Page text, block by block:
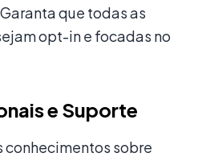
que todas as
opt-in e focadas no
e Suporte
conhecimentos sobre